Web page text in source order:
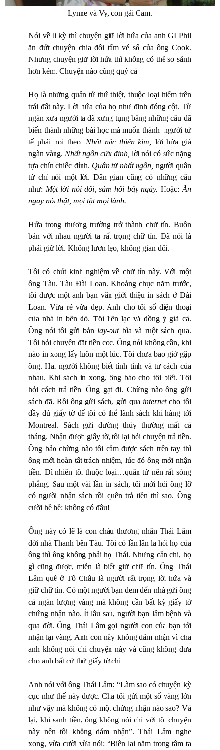
Lynne và Vy, con gái Cam.
Nói về li kỳ thì chuyện giữ lời hứa của anh GI Phil
ăn đứt chuyện chia đôi tấm vé số của ông Cook.
Nhưng chuyện giữ lời hứa thì không có thể so sánh
hơn kém. Chuyện nào cũng quý cả.
Họ là những quân tử thứ thiệt, thuộc loại hiếm trên
trái đất này. Lời hứa của họ như đinh đóng cột. Từ
ngàn xưa người ta đã xưng tụng bằng những câu đã
biến thành những bài học mà muốn thành người tử
tế phải noi theo. Nhất nặc thiên kim, lời hứa giá
ngàn vàng. Nhất ngôn cửu đỉnh,lời nói có sức nặng
tựa chín chiếc đỉnh. Quân tử nhất ngôn, người quân
tử chỉ nói một lời. Dân gian cũng có những câu
như: Một lời nói dối, sám hối bảy ngày.Hoặc: Ăn
ngay nói thật, mọi tật mọi lành.
Hứa trong thương trường trở thành chữ tín. Buôn
bán với nhau người ta rất trọng chữ tín. Đã nói là
phải giữ lời. Không lươn lẹo, không gian dối.
Tôi có chút kinh nghiệm về chữ tín này. Với một
ông Tàu. Tàu Đài Loan. Khoảng chục năm trước,
tôi được một anh bạn văn giới thiệu in sách ở Đài
Loan. Vừa rẻ vừa đẹp. Anh cho tôi số điện thoại
của nhà in bên đó. Tôi liên lạc và đồng ý giá cả.
Ông nói tôi gửi bản lay-outbìa và ruột sách qua.
Tôi hỏi chuyện đặt tiền cọc. Ông nói không cần, khi
nào in xong lấy luôn một lúc. Tôi chưa bao giờ gặp
ông. Hai người không biết tính tình và tư cách của
nhau. Khi sách in xong, ông báo cho tôi biết. Tôi
hỏi cách trả tiền. Ông gạt đi. Chừng nào ông gửi
sách đã. Rồi ông gửi sách, gửi qua internetcho tôi
đầy đủ giấy tờ để tôi có thể lãnh sách khi hàng tới
Montreal. Sách gửi đường thủy thường mất cả
tháng. Nhận được giấy tờ, tôi lại hỏi chuyện trả tiền.
Ông bảo chừng nào tôi cầm được sách trên tay thì
ông mới hoàn tất trách nhiệm, lúc đó ông mới nhận
tiền. Dĩ nhiên tôi thuộc loại…quân tử nên rất sòng
phẳng. Sau một vài lần in sách, tôi mới hỏi ông lỡ
có người nhận sách rồi quên trả tiền thì sao. Ông
cười hề hề: không có đâu!
Ông này có lẽ là con cháu thương nhân Thái Lâm
đời nhà Thanh bên Tàu. Tôi có lần lân la hỏi họ của
ông thì ông không phải họ Thái. Nhưng cần chi, họ
gì cũng được, miễn là biết giữ chữ tín. Ông Thái
Lâm quê ở Tô Châu là người rất trọng lời hứa và
giữ chữ tín. Có một người bạn đem đến nhà gửi ông
cả ngàn lượng vàng mà không cần bất kỳ giấy tờ
chứng nhận nào. Ít lâu sau, người bạn lâm bệnh và
qua đời. Ông Thái Lâm gọi người con của bạn tới
nhận lại vàng. Anh con này không dám nhận vì cha
anh không nói chi chuyện này và cũng không đưa
cho anh bất cứ thứ giấy tờ chi.
Anh nói với ông Thái Lâm: “Làm sao có chuyện kỳ
cục như thế này được. Cha tôi gửi một số vàng lớn
như vậy mà không có một chứng nhận nào sao? Vả
lại, khi sanh tiền, ông không nói chi với tôi chuyện
này nên tôi không dám nhận”. Thái Lâm nghe
xong, vừa cười vừa nói: “Biên lai nằm trong tâm ta